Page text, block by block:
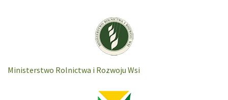
Ministerstwo Rolnictwa i Rozwoju Wsi